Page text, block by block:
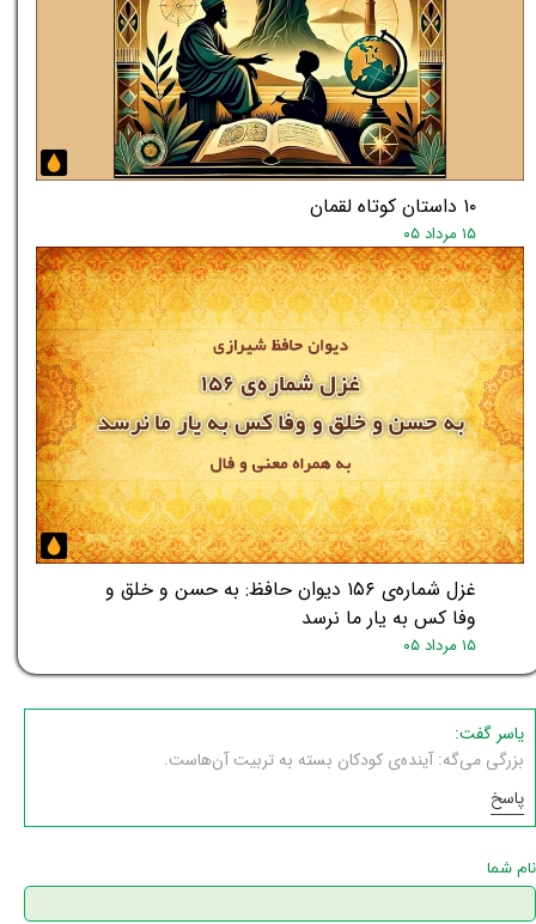
۱۰ داستان کوتاه لقمان
۱۵ مرداد ۰۵
غزل شماره‌ی ۱۵۶ دیوان حافظ: به حسن و خلق و
وفا کس به یار ما نرسد
۱۵ مرداد ۰۵
یاسر گفت:
بزرگی می‌گه: آینده‌ی کودکان بسته به تربیت آن‌هاست.
پاسخ
نام شما